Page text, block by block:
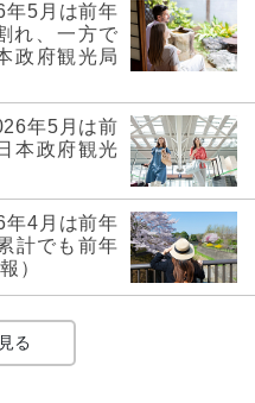
年5月は前年
れ、一方で
政府観光局
年5月は前
本政府観光
年4月は前年
計でも前年
）
る